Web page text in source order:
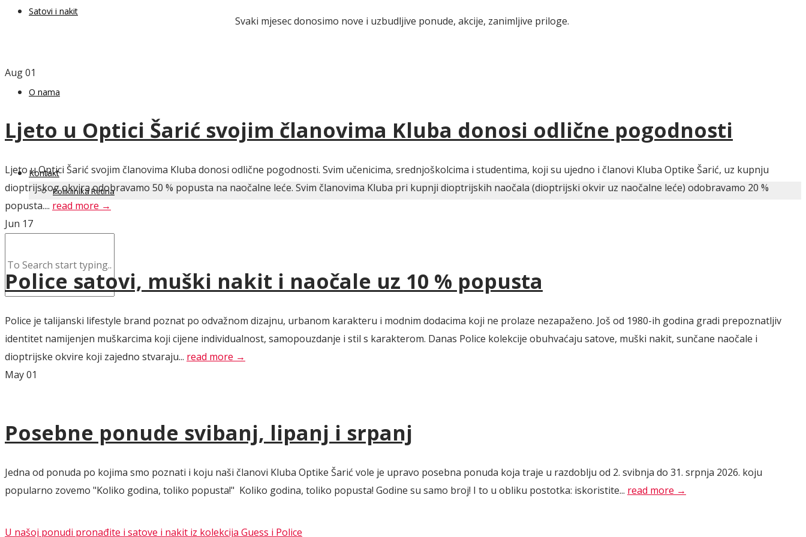
Satovi i nakit
O nama
Kontakt
Poliklinika Retina
Svaki mjesec donosimo nove i uzbudljive ponude, akcije, zanimljive priloge.
Aug01
Ljeto u Optici Šarić svojim članovima Kluba donosi odlične pogodnosti
Ljeto u Optici Šarić svojim članovima Kluba donosi odlične pogodnosti. Svim učenicima, srednjoškolcima i studentima, koji su ujedno i članovi Kluba Optike Šarić, uz kupnju
dioptrijskog okvira odobravamo 50 % popusta na naočalne leće. Svim članovima Kluba pri kupnji dioptrijskih naočala (dioptrijski okvir uz naočalne leće) odobravamo 20 %
popusta.... read more →
Jun 17
Police satovi, muški nakit i naočale uz 10 % popusta
Police je talijanski lifestyle brand poznat po odvažnom dizajnu, urbanom karakteru i modnim dodacima koji ne prolaze nezapaženo. Još od 1980-ih godina gradi prepoznatljiv
identitet namijenjen muškarcima koji cijene individualnost, samopouzdanje i stil s karakterom. Danas Police kolekcije obuhvaćaju satove, muški nakit, sunčane naočale i
dioptrijske okvire koji zajedno stvaraju... read more →
May01
Posebne ponude svibanj, lipanj i srpanj
Jedna od ponuda po kojima smo poznati i koju naši članovi Kluba Optike Šarić vole je upravo posebna ponuda koja traje u razdoblju od 2. svibnja do 31. srpnja 2026. koju
popularno zovemo "Koliko godina, toliko popusta!" Koliko godina, toliko popusta! Godine su samo broj! I to u obliku postotka: iskoristite... read more →
U našoj ponudi pronađite i satove i nakit iz kolekcija Guess i Police